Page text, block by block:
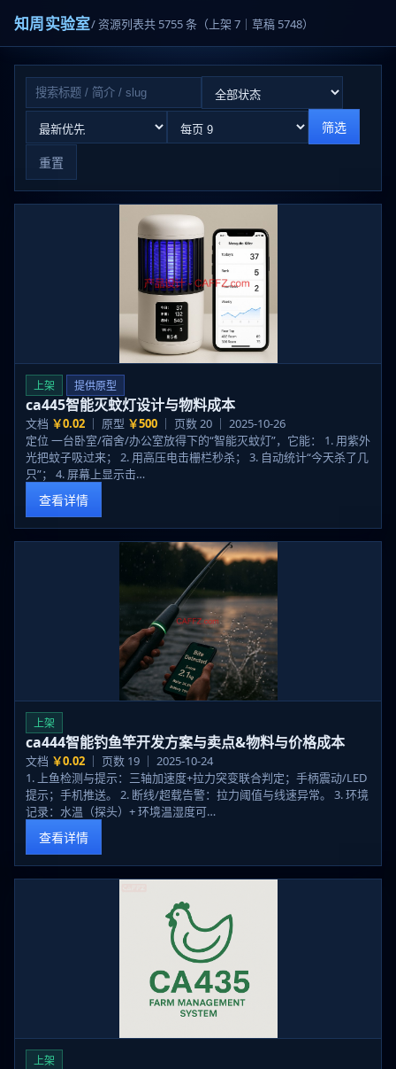
知周实验室/ 资源列表共 5755 条（上架 7｜草稿 5748）
筛选
重置
上架 提供原型
ca445智能灭蚊灯设计与物料成本
文档 ￥0.02 ｜ 原型 ￥500 ｜ 页数 20 ｜ 2025-10-26
定位 一台卧室/宿舍/办公室放得下的“智能灭蚊灯”，它能： 1. 用紫外
光把蚊子吸过来； 2. 用高压电击栅栏秒杀； 3. 自动统计“今天杀了几
只”； 4. 屏幕上显示击…
查看详情
上架
ca444智能钓鱼竿开发方案与卖点&物料与价格成本
文档 ￥0.02 ｜ 页数 19 ｜ 2025-10-24
1. 上鱼检测与提示：三轴加速度+拉力突变联合判定；手柄震动/LED
提示；手机推送。 2. 断线/超载告警：拉力阈值与线速异常。 3. 环境
记录：水温（探头）+ 环境温湿度可…
查看详情
上架